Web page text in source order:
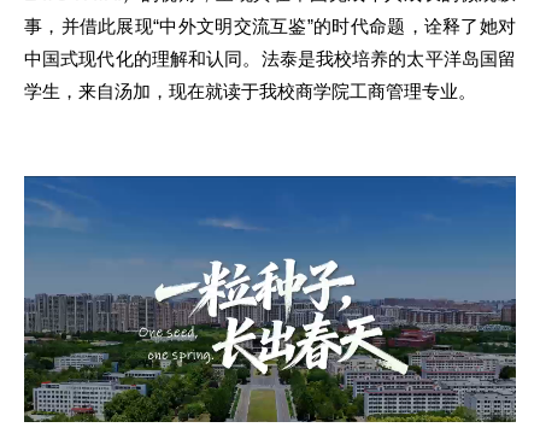
事，并借此展现“中外文明交流互鉴”的时代命题，诠释了她对
中国式现代化的理解和认同。法泰是我校培养的太平洋岛国留
学生，来自汤加，现在就读于我校商学院工商管理专业。